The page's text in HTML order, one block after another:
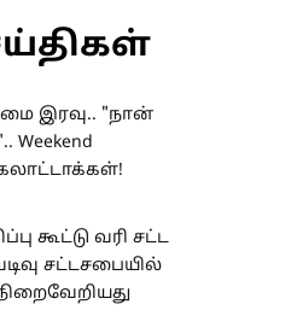
இரவு.. "நான்
Weekend
கலாட்டாக்கள்!
கூட்டு வரி சட்ட
சட்டசபையில்